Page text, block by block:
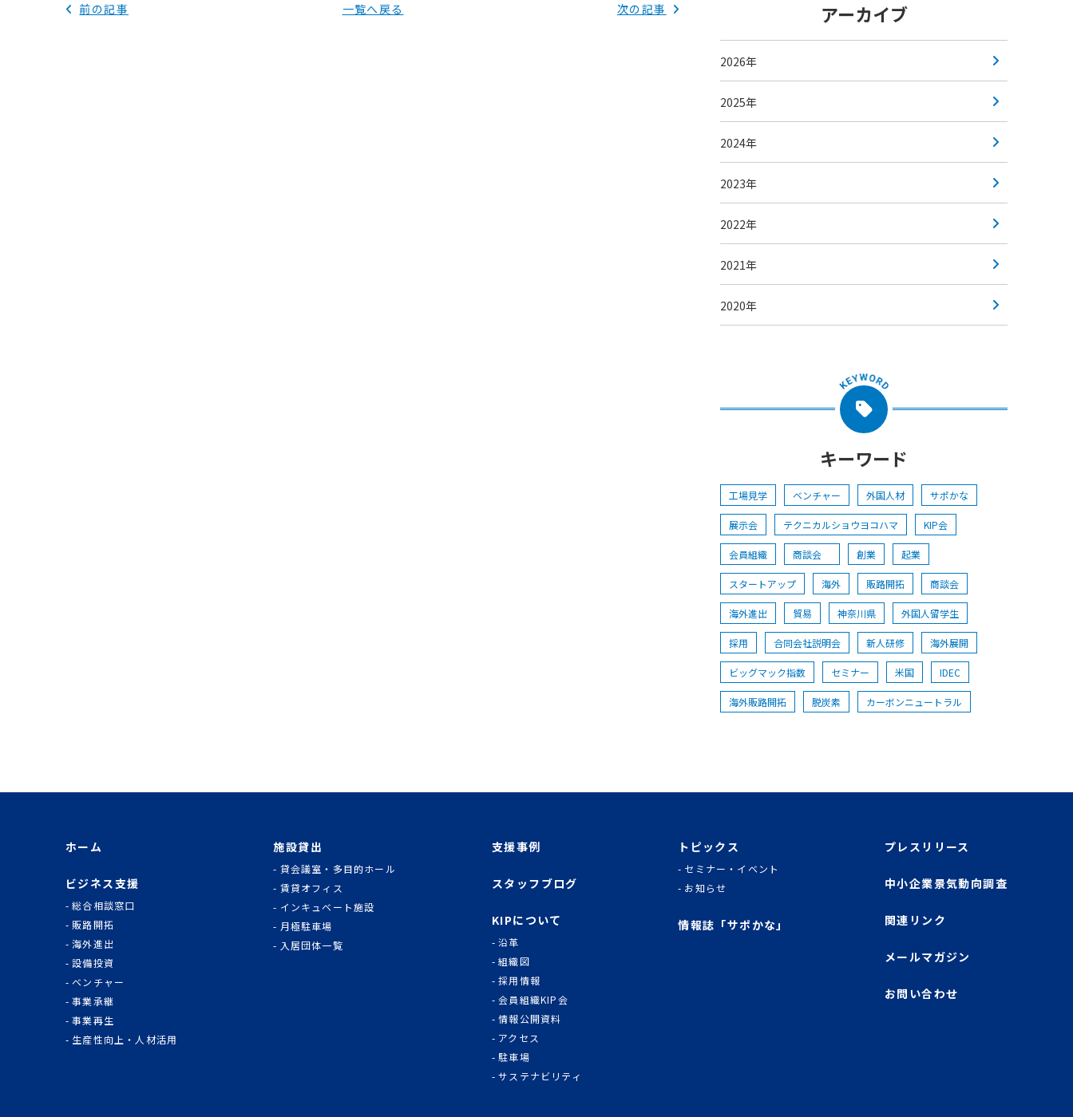
前の記事 一覧へ戻る 次の記事 アーカイブ
2026年
2025年
2024年
2023年
2022年
2021年
2020年
キーワード
工場見学 ベンチャー 外国人材 サポかな
展示会 テクニカルショウヨコハマ KIP会
会員組織 商談会 創業 起業
スタートアップ 海外 販路開拓 商談会
海外進出 貿易 神奈川県 外国人留学生
採用 合同会社説明会 新人研修 海外展開
ビッグマック指数 セミナー 米国 IDEC
海外販路開拓 脱炭素 カーボンニュートラル
ホーム
ビジネス支援
総合相談窓口
販路開拓
海外進出
設備投資
ベンチャー
事業承継
事業再生
生産性向上・人材活用
施設貸出
貸会議室・多目的ホール
賃貸オフィス
インキュベート施設
月極駐車場
入居団体一覧
支援事例
スタッフブログ
KIPについて
沿革
組織図
採用情報
会員組織KIP会
情報公開資料
アクセス
駐車場
サステナビリティ
トピックス
セミナー・イベント
お知らせ
情報誌「サポかな」
プレスリリース
中小企業景気動向調査
関連リンク
メールマガジン
お問い合わせ